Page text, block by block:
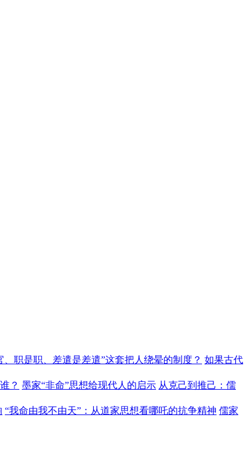
职是职、差遣是差遣”这套把人绕晕的制度？ 如果古代
？ 墨家“非命”思想给现代人的启示 从克己到推己：儒
“我命由我不由天”：从道家思想看哪吒的抗争精神 儒家